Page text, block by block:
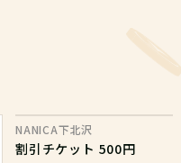
NANICA下北沢
割引チケット 500円